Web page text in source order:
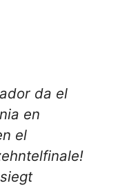
da el
en
el